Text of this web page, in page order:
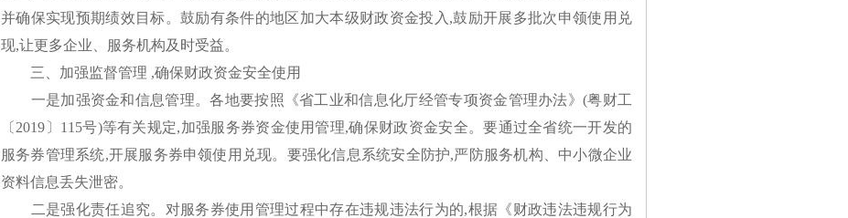
并确保实现预期绩效目标。鼓励有条件的地区加大本级财政资金投入,鼓励开展多批次申领使用兑
现,让更多企业、服务机构及时受益。
三、加强监督管理 ,确保财政资金安全使用
一是加强资金和信息管理。各地要按照《省工业和信息化厅经管专项资金管理办法》(粤财工
〔2019〕115号)等有关规定,加强服务券资金使用管理,确保财政资金安全。要通过全省统一开发的
服务券管理系统,开展服务券申领使用兑现。要强化信息系统安全防护,严防服务机构、中小微企业
资料信息丢失泄密。
二是强化责任追究。对服务券使用管理过程中存在违规违法行为的,根据《财政违法违规行为